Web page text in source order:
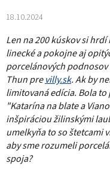
18.10.2024
Len na 200 kúskov si
linecké a pokojne aj
porcelánových
Thun pre villy.sk. Ak by
limitovaná edícia. Bola
"Katarína na blate a
inšpiráciou žilinskými
umelkyňa to so štetcami
aby sme rozumeli
spoja?